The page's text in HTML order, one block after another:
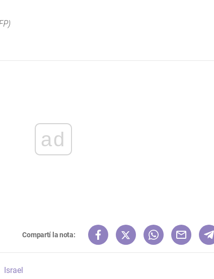
ad
Compartí la nota:
Israel